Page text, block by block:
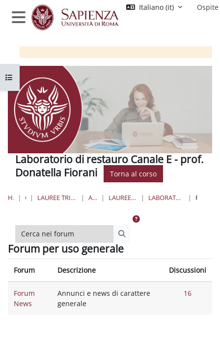
Vai al contenuto principale
Pannello laterale
Italiano ‎(it)‎ Ospite
Laboratorio di restauro Canale E - prof.
Donatella Fiorani
Torna al corso
HOME CORSI LAUREE TRIENNALI, MAGISTRALI, A CICLO UNICO ARCHITETTURA LAUREE MAGISTRALI A CICLO UNICO LABORATORIO DI RESTAURO PROF. FIORANI
Apri indice del corso
Cerca nei forum
Cerca nei forum
Forum per uso generale
Forum Descrizione Discussioni
Forum
News
Annunci e news di carattere
generale
16